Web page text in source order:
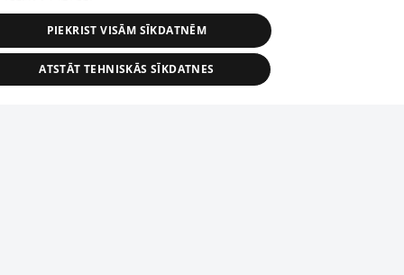
PIEKRIST VISĀM SĪKDATNĒM
ATSTĀT TEHNISKĀS SĪKDATNES